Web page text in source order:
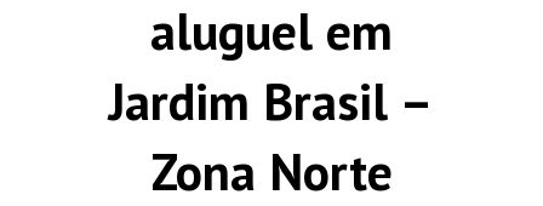
aluguel em
Jardim Brasil –
Zona Norte